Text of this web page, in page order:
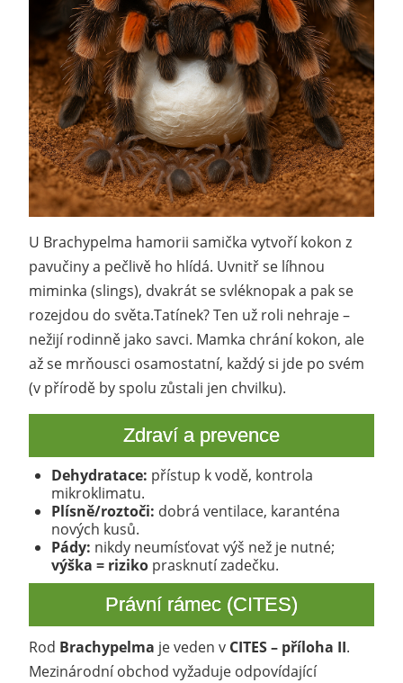
U Brachypelma hamorii samička vytvoří kokon z
pavučiny a pečlivě ho hlídá. Uvnitř se líhnou
miminka (slings), dvakrát se svléknopak a pak se
rozejdou do světa.Tatínek? Ten už roli nehraje –
nežijí rodinně jako savci. Mamka chrání kokon, ale
až se mrňousci osamostatní, každý si jde po svém
(v přírodě by spolu zůstali jen chvilku).
Zdraví a prevence
Dehydratace: přístup k vodě, kontrola
mikroklimatu.
Plísně/roztoči: dobrá ventilace, karanténa
nových kusů.
Pády: nikdy neumísťovat výš než je nutné;
výška = rizikoprasknutí zadečku.
Právní rámec (CITES)
Rod Brachypelma je veden v CITES – příloha II.
Mezinárodní obchod vyžaduje odpovídající